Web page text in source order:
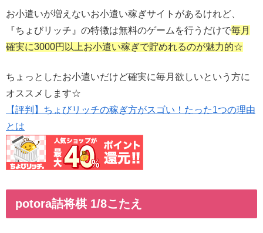
お小遣いが増えないお小遣い稼ぎサイトがあるけれど、
『ちょびリッチ』の特徴は無料のゲームを行うだけで毎月
確実に3000円以上お小遣い稼ぎで貯めれるのが魅力的☆
ちょっとしたお小遣いだけど確実に毎月欲しいという方に
オススメします☆
【評判】ちょびリッチの稼ぎ方がスゴい！たった1つの理由
とは
potora詰将棋 1/8こたえ